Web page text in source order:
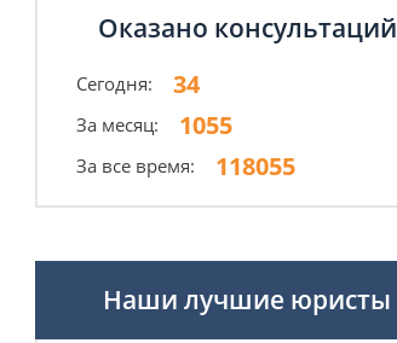
Оказано консультаций
Сегодня: 34
За месяц: 1055
За все время: 118055
Наши лучшие юристы